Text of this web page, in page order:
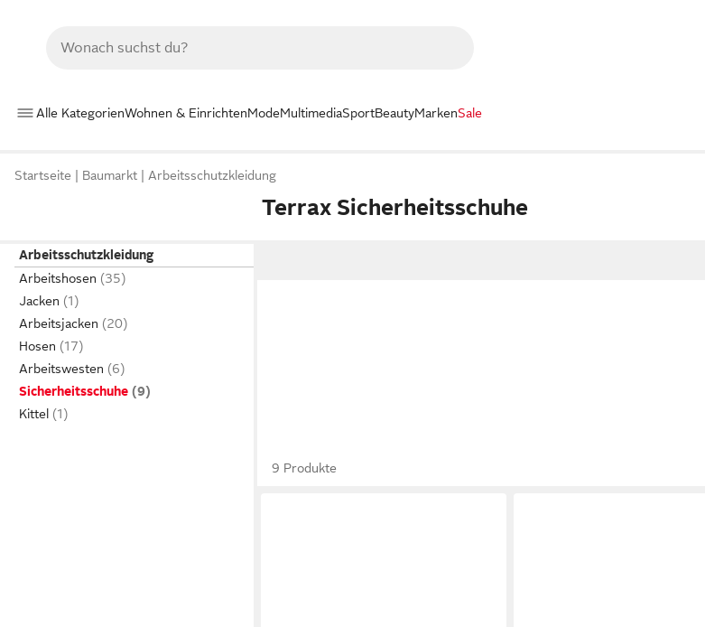
Alle KategorienWohnen & EinrichtenModeMultimediaSportBeautyMarkenSale
Startseite Baumarkt Arbeitsschutzkleidung
Terrax Sicherheitsschuhe
Arbeitsschutzkleidung
Arbeitshosen
Jacken
Arbeitsjacken
Hosen
Arbeitswesten
Sicherheitsschuhe
Kittel
9 Produkte